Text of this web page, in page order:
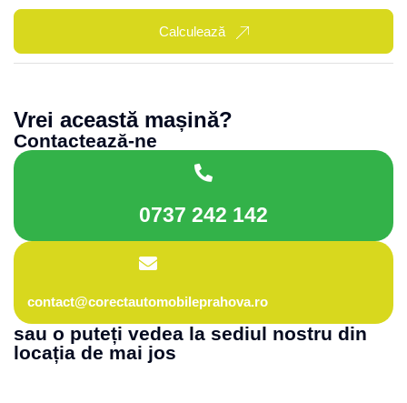
Calculează
Vrei această mașină?
Contactează-ne
0737 242 142
contact@corectautomobileprahova.ro
sau o puteți vedea la sediul nostru din
locația de mai jos